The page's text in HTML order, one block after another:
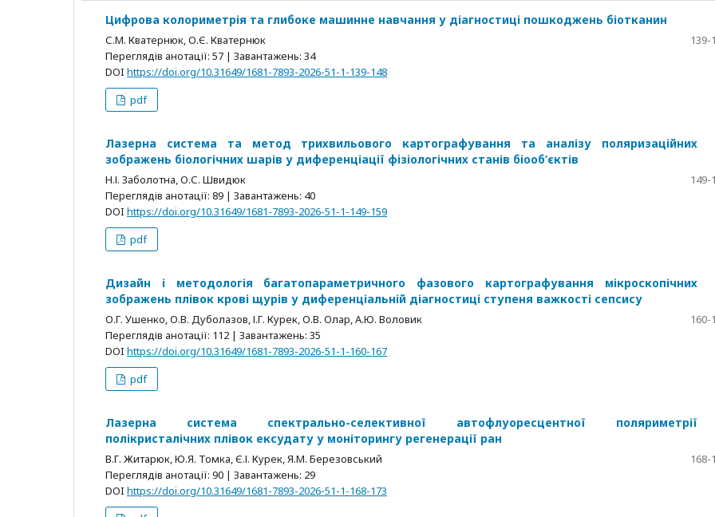
Цифрова колориметрія та глибоке машинне навчання у діагностиці пошкоджень біотканин
С.М. Кватернюк, О.Є. Кватернюк
139-
Переглядів анотації: 57 | Завантажень: 34
DOI https://doi.org/10.31649/1681-7893-2026-51-1-139-148
pdf
Лазерна система та метод трихвильового картографування та аналізу поляризаційних
зображень біологічних шарів у диференціації фізіологічних станів біооб’єктів
Н.І. Заболотна, О.С. Швидюк
149-
Переглядів анотації: 89 | Завантажень: 40
DOI https://doi.org/10.31649/1681-7893-2026-51-1-149-159
pdf
Дизайн і методологія багатопараметричного фазового картографування мікроскопічних
зображень плівок крові щурів у диференціальній діагностиці ступеня важкості сепсису
О.Г. Ушенко, О.В. Дуболазов, І.Г. Курек, О.В. Олар, А.Ю. Воловик
160-
Переглядів анотації: 112 | Завантажень: 35
DOI https://doi.org/10.31649/1681-7893-2026-51-1-160-167
pdf
Лазерна система спектрально-селективної автофлуоресцентної поляриметрії
полікристалічних плівок ексудату у моніторингу регенерації ран
В.Г. Житарюк, Ю.Я. Томка, Є.І. Курек, Я.М. Березовський
168-
Переглядів анотації: 90 | Завантажень: 29
DOI https://doi.org/10.31649/1681-7893-2026-51-1-168-173